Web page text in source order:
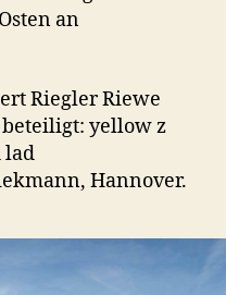
an
Riegler Riewe
yellow z
lad
Hannover.